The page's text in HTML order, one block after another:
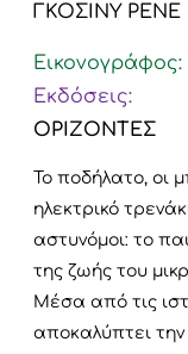
ΓΚΟΣΙΝΥ ΡΕΝΕ
Εικονογράφος:
Εκδόσεις:
ΟΡΙΖΟΝΤΕΣ
Το ποδήλατο, οι
ηλεκτρικό
αστυνόμοι: το
της ζωής του
Μέσα από τις
αποκαλύπτει